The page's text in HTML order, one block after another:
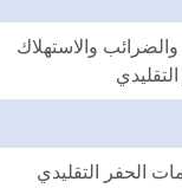
والاستهلاك
الحفر التقليدي